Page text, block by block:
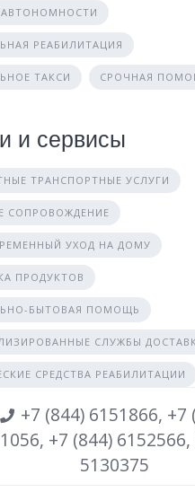
АВТОНОМНОСТИ
РЕАБИЛИТАЦИЯ
ТАКСИ СРОЧНАЯ
и сервисы
ТРАНСПОРТНЫЕ УСЛУГИ
СОПРОВОЖДЕНИЕ
УХОД НА ДОМУ
ПРОДУКТОВ
БЫТОВАЯ ПОМОЩЬ
СЛУЖБЫ
СРЕДСТВА РЕАБИЛИТАЦИИ
+7 (844) 6151866, +7
+7 (844) 6152566,
5130375